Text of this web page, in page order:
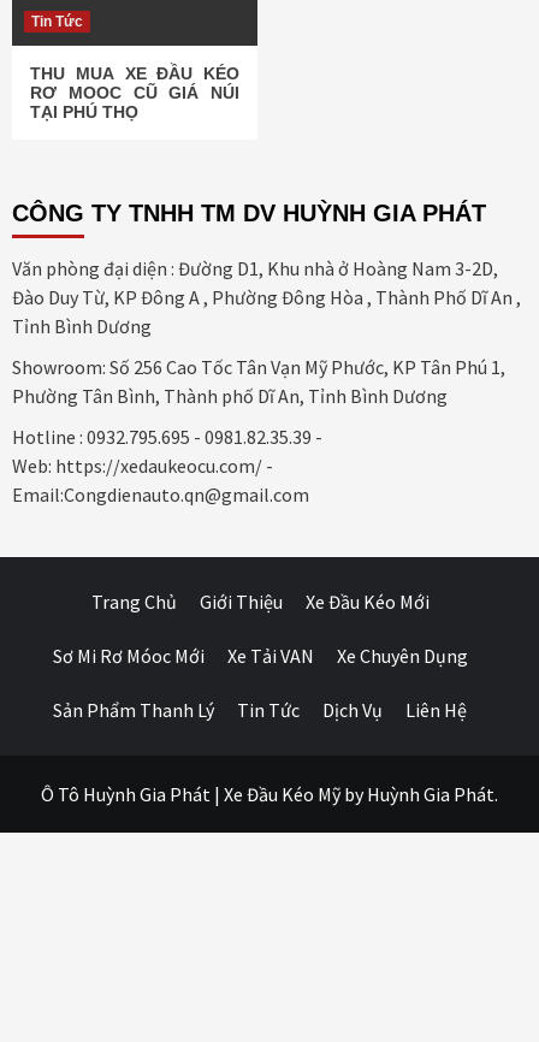
Tin Tức
THU MUA XE ĐẦU KÉO
RƠ MOOC CŨ GIÁ NÚI
TẠI PHÚ THỌ
CÔNG TY TNHH TM DV HUỲNH GIA PHÁT
Văn phòng đại diện : Đường D1, Khu nhà ở Hoàng Nam 3-2D,
Đào Duy Từ, KP Đông A , Phường Đông Hòa , Thành Phố Dĩ An ,
Tỉnh Bình Dương
Showroom: Số 256 Cao Tốc Tân Vạn Mỹ Phước, KP Tân Phú 1,
Phường Tân Bình, Thành phố Dĩ An, Tỉnh Bình Dương
Hotline : 0932.795.695 - 0981.82.35.39 -
Web: https://xedaukeocu.com/ -
Email:Congdienauto.qn@gmail.com
Trang Chủ Giới Thiệu Xe Đầu Kéo Mới
Sơ Mi Rơ Móoc Mới Xe Tải VAN Xe Chuyên Dụng
Sản Phẩm Thanh Lý Tin Tức Dịch Vụ Liên Hệ
Ô Tô Huỳnh Gia Phát | Xe Đầu Kéo Mỹby Huỳnh Gia Phát.